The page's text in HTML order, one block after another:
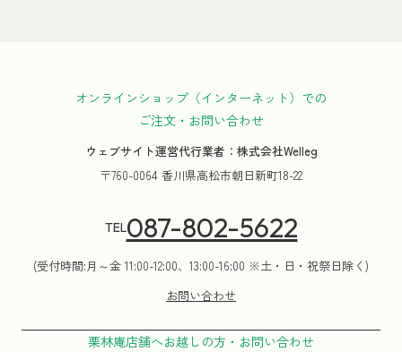
オンラインショップ（インターネット）での
ご注文・お問い合わせ
ウェブサイト運営代行業者：株式会社Welleg
〒760-0064 香川県高松市朝日新町18-22
TEL087-802-5622
(受付時間:月～金 11:00-12:00、13:00-16:00 ※土・日・祝祭日除く)
お問い合わせ
栗林庵店舗へお越しの方・お問い合わせ